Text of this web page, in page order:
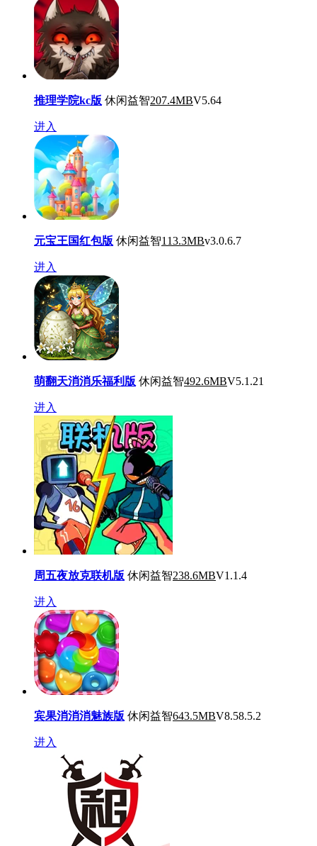
推理学院kc版 休闲益智207.4MBV5.64
进入
元宝王国红包版 休闲益智113.3MBv3.0.6.7
进入
萌翻天消消乐福利版 休闲益智492.6MBV5.1.21
进入
周五夜放克联机版 休闲益智238.6MBV1.1.4
进入
宾果消消消魅族版 休闲益智643.5MBV8.58.5.2
进入